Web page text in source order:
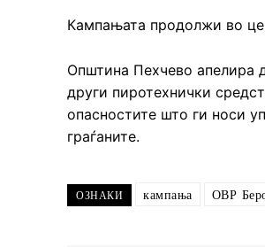
Кампањата продолжи во
Општина Пехчево апелира
други пиротехнички
опасностите што ги носи
граѓаните.
ОЗНАКИ кампања ОВР